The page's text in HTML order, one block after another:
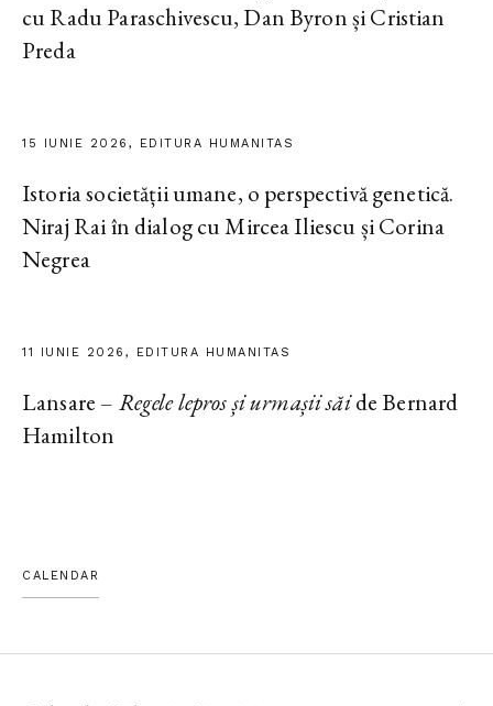
cu Radu Paraschivescu, Dan Byron și Cristian
Preda
15 IUNIE 2026, EDITURA HUMANITAS
Istoria societății umane, o perspectivă genetică.
Niraj Rai în dialog cu Mircea Iliescu și Corina
Negrea
11 IUNIE 2026, EDITURA HUMANITAS
Lansare – Regele lepros și urmașii săide Bernard
Hamilton
CALENDAR